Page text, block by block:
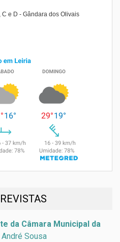
da Câmara Municipal da
Sousa